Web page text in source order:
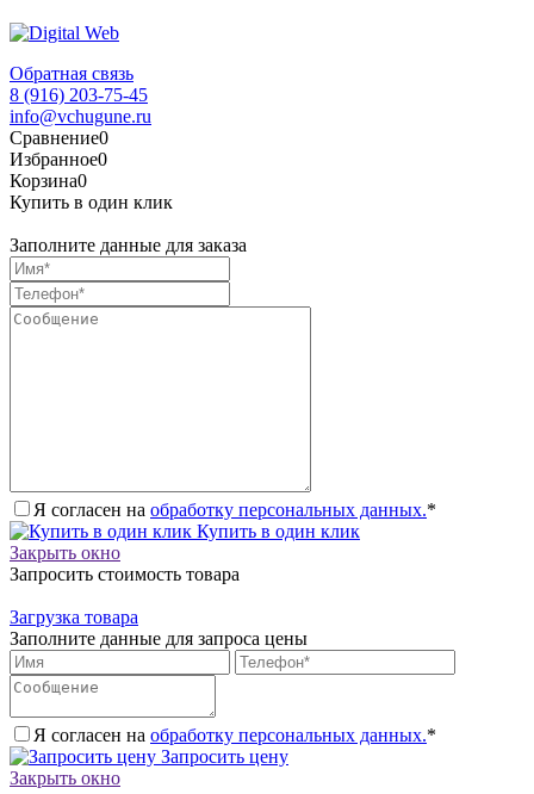
Обратная связь
8 (916) 203-75-45
info@vchugune.ru
Сравнение0
Избранное0
Корзина0
Купить в один клик
Заполните данные для заказа
Я согласен на обработку персональных данных.*
Купить в один клик
Закрыть окно
Запросить стоимость товара
Загрузка товара
Заполните данные для запроса цены
Я согласен на обработку персональных данных.*
Запросить цену
Закрыть окно